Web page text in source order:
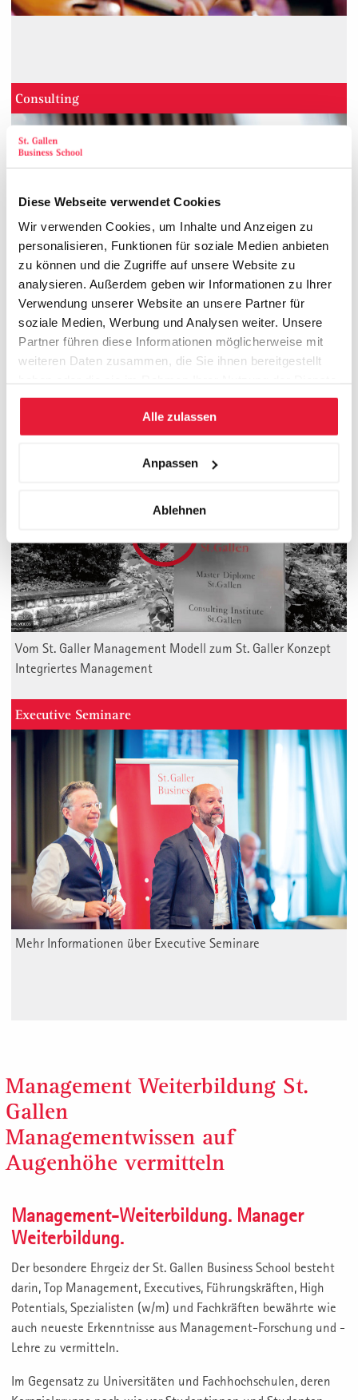
Diese Webseite verwendet Cookies
Wir verwenden Cookies, um Inhalte und Anzeigen zu
personalisieren, Funktionen für soziale Medien anbieten
zu können und die Zugriffe auf unsere Website zu
analysieren. Außerdem geben wir Informationen zu Ihrer
Verwendung unserer Website an unsere Partner für
soziale Medien, Werbung und Analysen weiter. Unsere
Partner führen diese Informationen möglicherweise mit
weiteren Daten zusammen, die Sie ihnen bereitgestellt
gesammelt haben.
Alle zulassen
Anpassen
Ablehnen
Consulting
Mehr Informationen über umsetzungsorientierte Consulting-
Projekte
Management Valley St. Gallen
Vom St. Galler Management Modell zum St. Galler Konzept
Integriertes Management
Executive Seminare
Mehr Informationen über Executive Seminare
Management Weiterbildung St.
Gallen
Managementwissen auf
Augenhöhe vermitteln
Management-Weiterbildung. Manager
Weiterbildung.
Der besondere Ehrgeiz der St. Gallen Business School besteht
darin, Top Management, Executives, Führungskräften, High
Potentials, Spezialisten (w/m) und Fachkräften bewährte wie
auch neueste Erkenntnisse aus Management-Forschung und -
Lehre zu vermitteln.
Im Gegensatz zu Universitäten und Fachhochschulen, deren